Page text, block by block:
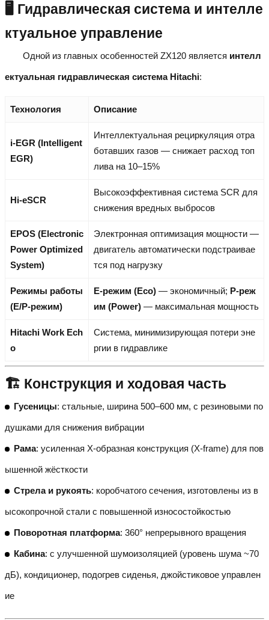
🖥️ Гидравлическая система и интелле
ктуальное управление
Одной из главных особенностей ZX120 является интелл
ектуальная гидравлическая система Hitachi:
Технология Описание
i-EGR (Intelligent
EGR)
Интеллектуальная рециркуляция отра
ботавших газов — снижает расход топ
лива на 10–15%
Hi-eSCR
Высокоэффективная система SCR для
снижения вредных выбросов
EPOS (Electronic
Power Optimized
System)
Электронная оптимизация мощности —
двигатель автоматически подстраивае
тся под нагрузку
Режимы работы
(E/P-режим)
E-режим (Eco) — экономичный; P-реж
им (Power) — максимальная мощность
Hitachi Work Ech
o
Система, минимизирующая потери эне
ргии в гидравлике
🏗️ Конструкция и ходовая часть
Гусеницы: стальные, ширина 500–600 мм, с резиновыми по
душками для снижения вибрации
Рама: усиленная X-образная конструкция (X-frame) для пов
ышенной жёсткости
Стрела и рукоять: коробчатого сечения, изготовлены из в
ысокопрочной стали с повышенной износостойкостью
Поворотная платформа: 360° непрерывного вращения
Кабина: с улучшенной шумоизоляцией (уровень шума ~70
дБ), кондиционер, подогрев сиденья, джойстиковое управлен
ие